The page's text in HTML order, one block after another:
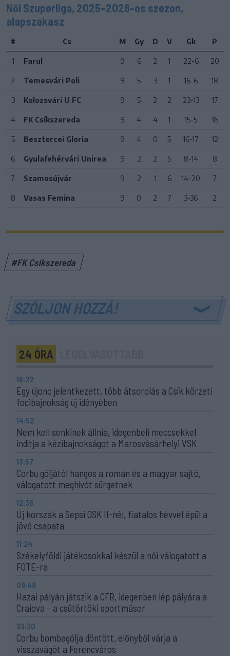
Női Szuperliga, 2025–2026-os szezon,
alapszakasz
# Cs M Gy D V Gk P
1 Farul 9 6 2 1 22-6 20
2 Temesvári Poli 9 5 3 1 16-6 18
3 Kolozsvári U FC 9 5 2 2 23-13 17
4 FK Csíkszereda 9 4 4 1 15-5 16
5 Besztercei Gloria 9 4 0 5 16-17 12
6 Gyulafehérvári Unirea 9 2 2 5 8-14 8
7 Szamosújvár 9 2 1 6 14-20 7
8 Vasas Femina 9 0 2 7 3-36 2
#FK Csíkszereda
SZÓLJON HOZZÁ!
24 ÓRA
16:22
Egy újonc jelentkezett, több átsorolás a Csík körzeti
focibajnokság új idényében
14:52
Nem kell senkinek állnia, idegenbeli meccsekkel
indítja a kézibajnokságot a Marosvásárhelyi VSK
13:57
Corbu góljától hangos a román és a magyar sajtó,
válogatott meghívót sürgetnek
12:36
Új korszak a Sepsi OSK II-nél, fiatalos hévvel épül a
jövő csapata
11:24
Székelyföldi játékosokkal készül a női válogatott a
FOTE-ra
09:49
Hazai pályán játszik a CFR, idegenben lép pályára a
Craiova – a csütörtöki sportműsor
23:30
Corbu bombagólja döntött, előnyből várja a
visszavágót a Ferencváros